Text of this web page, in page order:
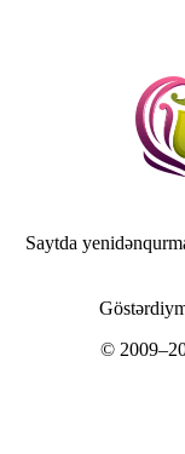
Saytda
©